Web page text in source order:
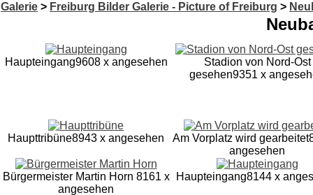
Galerie > Freiburg Bilder Galerie - Picture of Freiburg >
Haupteingang9608 x angesehen
Stadion von Nord-Ost
gesehen9351 x
Haupttribüne8943 x angesehen Am Vorplatz wird gearbeitet
angesehen
Bürgermeister Martin Horn 8161 x
angesehen
Haupteingang8144 x